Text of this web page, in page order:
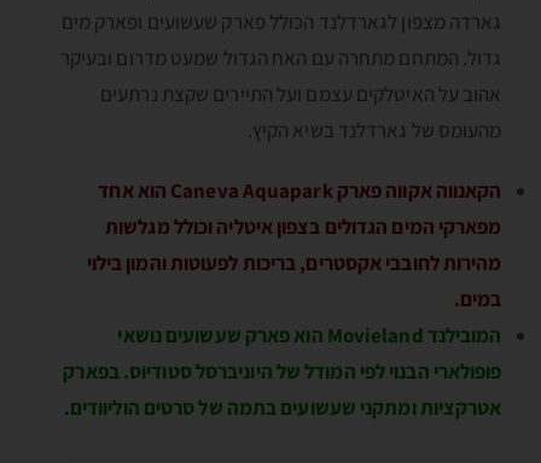
גארדה מצפון לגארדלנד הכולל פארק שעשועים ופארק מים
גדול. המתחם מתחרה עם האח הגדול שמעט מדרום ובעיקר
אהוב על האיטלקים עצמם ועל התיירים שקצת נרתעים
מהעומס של גארדלנד בשיא הקיץ.
הקאנווה אקווה פארק Caneva Aquapark הוא אחד
מפארקי המים הגדולים בצפון איטליה וכולל מגלשות
מהירות לחובבי אקסטרים, בריכות לפעוטות והמון בילוי
במים.
המובילנד Movieland הוא פארק שעשועים נושאי
פופולארי הבנוי לפי המודל של היוניברסל סטודיוס. בפארק
אטרקציות ומתקני שעשועים בתמה של סרטים הוליוודים.